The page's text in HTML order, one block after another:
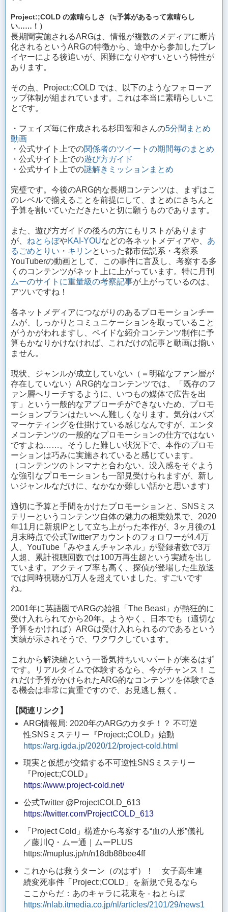
Project:;COLD の素晴らしさ（≒予算があるって素晴らし
い……！）
長期間実施されるARGは、情報が複数のメディアに断片
化されるというARGの特徴から、途中から参加したプレ
イヤーによる後追いが、困難になりやすいという特性が
あります。
その点、Project:;COLD では、以下のようなフォローア
ップ体制が組まれています。これは本当に素晴らしいこ
とです。
・フェイズ毎に作成される杉田智和さんの5分間まとめ
動画
・公式サイト上での関係者のツイートの期間毎のまとめ
・公式サイト上での遊び方ガイド
・公式サイト上での謎解きミッションまとめ
完璧です。今後のARG的な長期コンテンツは、まずはこ
のレベルで揃えることを前提にして、まとめにきちんと
予算を割いていただきたいと切に願うものであります。
また、遊び方ガイドの後ろの方にもリストがあります
が、 ねとらぼやKAI-YOUなどの各ネットメディアや、 あ
るごめとりい ・ キリンといった都市伝説系・考察系
YouTuberの動画として、この事件に言及し、考察する多
くのコンテンツがネット上に上がっています。特に月刊
ムーのサイトに重量級の考察記事が上がっているのは、
アツいですね！
各ネットメディアにつながりのあるプロモーションチー
ムが、しっかりとコミュニケーションを取っていること
がうかがわれますし、ペイドな紹介コンテンツ制作に予
算もかなりかけなければ、これだけの記事と動画は揃い
ません。
現状、ジャンルが成立していない（＝明確なファン層が
存在していない）ARG的なコンテンツでは、「既存のフ
ァン層へリーチするように、いつもの媒体で広告を出
す」という一般的なアプローチができないため、プロモ
ーションプランはたいへん難しくなります。気分はバズ
マーケティングを仕掛けている感じなんですが、エンタ
メコンテンツの一般的なプロモーションの仕方ではない
ですよね……。そうした難しい状況下で、本作のプロモ
ーションは巧みに実施されていると感じています。
（コンテンツのトンマナと合わない、没入感をそぐよう
な強引なプロモーションも一部見受けられますが、新し
いジャンルなだけに、なかなか難しい話かと思います）
適切に予算と手間をかけたプロモーションと、SNSミス
テリーというコンテンツ自体の魅力の相乗効果で、2020
年11月に新規IPとして立ち上がった本作が、3ヶ月後の1
月末時点で公式Twitterアカウントのフォロワーが4.4万
人、YouTube「みやまんチャンネル」が登録者数で3万
人超、累計視聴回数では100万再生超という実績を出し
ています。アクティブ率も高く、探偵が登場した生放送
では同時視聴が1万人を超えていました。すごいです
ね。
2001年に英語圏でARGの始祖「The Beast」が熱狂的に
受け入れられてから20年。ようやく、日本でも（適切な
予算をかければ）ARGは受け入れられるのであるという
実績が示されそうで、ワクワクしています。
これから解決編という一番気持ちいいパートが来るはず
です。リアルタイムで体験するなら、今がチャンス！ こ
れだけ予算がかけられたARG的なコンテンツを体験でき
る機会は非常に貴重ですので、お見逃し無く。
【関連リンク】
ARG情報局: 2020年のARGのカタチ！？ 不可逆
性SNSミステリー『Project:;COLD』始動
https://arg.igda.jp/2020/12/project-cold.html
現実と仮想が交錯する不可逆性SNSミステリー
『Project:;COLD』
https://www.project-cold.net/
公式Twitter @ProjectCOLD_613
https://twitter.com/ProjectCOLD_613
「Project Cold」構造から考察する“血の人形”儀礼
／藤川Q・ムー通｜ムーPLUS
https://muplus.jp/n/n18db88bee4ff
これからは救うターン（のはず）！ 女子高生連
続変死事件「Project:;COLD」を新規で見るなら
ここからだ：あのキャラに花束を - ねとらぼ
https://nlab.itmedia.co.jp/nl/articles/2101/29/news1